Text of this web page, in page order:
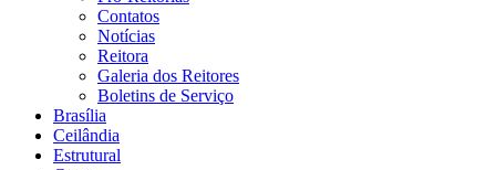
Contatos
Notícias
Reitora
Galeria dos Reitores
Boletins de Serviço
Brasília
Ceilândia
Estrutural